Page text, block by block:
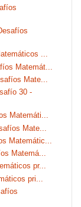
...
Matemát...
Mate...
30 -
Matemáti...
Mate...
Matemátic...
Matemá...
pr...
pri...